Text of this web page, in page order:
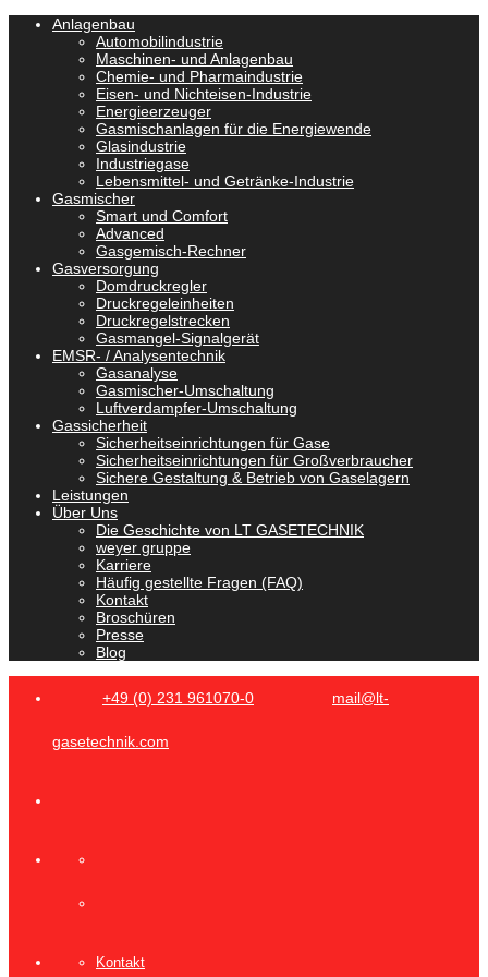
Anlagenbau
Automobilindustrie
Maschinen- und Anlagenbau
Chemie- und Pharmaindustrie
Eisen- und Nichteisen-Industrie
Energieerzeuger
Gasmischanlagen für die Energiewende
Glasindustrie
Industriegase
Lebensmittel- und Getränke-Industrie
Gasmischer
Smart und Comfort
Advanced
Gasgemisch-Rechner
Gasversorgung
Domdruckregler
Druckregeleinheiten
Druckregelstrecken
Gasmangel-Signalgerät
EMSR- / Analysentechnik
Gasanalyse
Gasmischer-Umschaltung
Luftverdampfer-Umschaltung
Gassicherheit
Sicherheitseinrichtungen für Gase
Sicherheitseinrichtungen für Großverbraucher
Sichere Gestaltung & Betrieb von Gaselagern
Leistungen
Über Uns
Die Geschichte von LT GASETECHNIK
weyer gruppe
Karriere
Häufig gestellte Fragen (FAQ)
Kontakt
Broschüren
Presse
Blog
+49 (0) 231 961070-0 mail@lt-
gasetechnik.com
Kontakt